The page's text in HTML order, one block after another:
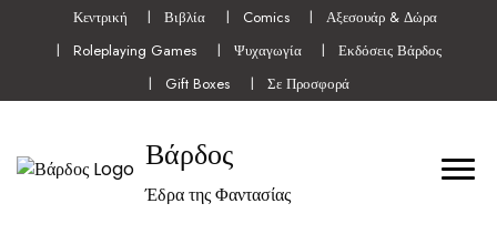
Κεντρική Βιβλία Comics
Αξεσουάρ & Δώρα
Roleplaying Games
Ψυχαγωγία
Εκδόσεις Βάρδος
Gift Boxes
Σε Προσφορά
Βάρδος
Έδρα της Φαντασίας